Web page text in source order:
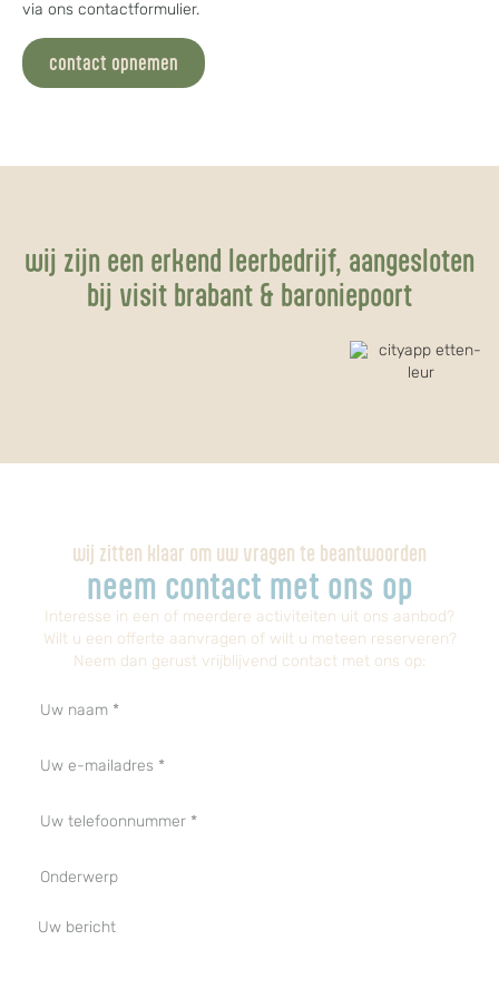
via ons contactformulier.
contact opnemen
wij zijn een erkend leerbedrijf, aangesloten
bij visit brabant & baroniepoort
wij zitten klaar om uw vragen te beantwoorden
neem contact met ons op
Interesse in een of meerdere activiteiten uit ons aanbod?
Wilt u een offerte aanvragen of wilt u meteen reserveren?
Neem dan gerust vrijblijvend contact met ons op:​